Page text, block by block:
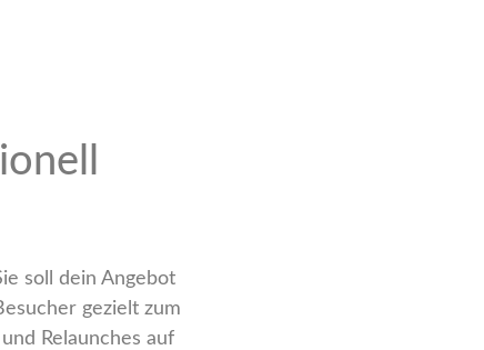
soll dein Angebot
gezielt zum
Relaunches auf